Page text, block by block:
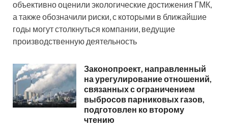
объективно оценили экологические достижения ГМК,
а также обозначили риски, с которыми в ближайшие
годы могут столкнуться компании, ведущие
производственную деятельность
Законопроект, направленный
на урегулирование отношений,
связанных с ограничением
выбросов парниковых газов,
подготовлен ко второму
чтению